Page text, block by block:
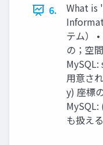
6.
What is
テム）
の；空
用意さ
y) 座標
も扱え